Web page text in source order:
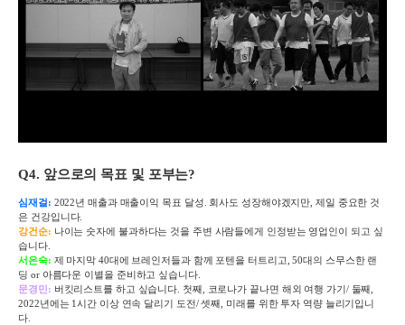
Q4. 앞으로의 목표 및 포부는?
심재걸: 2022년 매출과 매출이익 목표 달성 회사도 성장해야겠지만 ,제일 중요한 것
은 건강입니다.
강건순: 나이는 숫자에 불과하다는 것을 주변 사람들에게 인정받는 영업인이 되고 싶
습니다.
서은숙: 제 마지막 40대에 브레인저들과 함께 포텐을 터트리고 , 50대의 스무스한 랜
딩 or 아름다운 이별을 준비하고 싶습니다.
문경민: 버킷리스트를 하고 싶습니다 첫째 코로나가 끝나면 해외 여행 가기/ 둘째
2022년에는1시간 이상 연속 달리기 도전/셋째
미래를 위한 투자 역량 늘리기입니
다.